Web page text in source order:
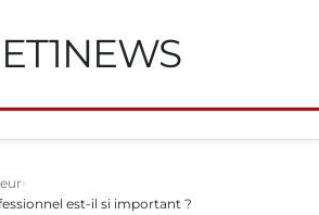
est-il si important ?